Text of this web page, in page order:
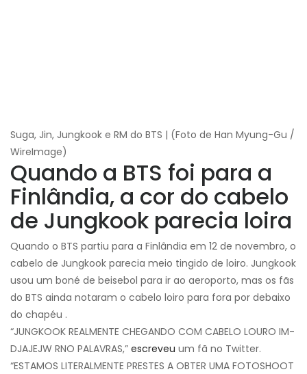
Suga, Jin, Jungkook e RM do BTS | (Foto de Han Myung-Gu /
WireImage)
Quando a BTS foi para a
Finlândia, a cor do cabelo
de Jungkook parecia loira
Quando o BTS partiu para a Finlândia em 12 de novembro, o
cabelo de Jungkook parecia meio tingido de loiro. Jungkook
usou um boné de beisebol para ir ao aeroporto, mas os fãs
do BTS ainda notaram o cabelo loiro para fora por debaixo
do chapéu .
“JUNGKOOK REALMENTE CHEGANDO COM CABELO LOURO IM-
DJAJEJW RNO PALAVRAS,” escreveu um fã no Twitter.
“ESTAMOS LITERALMENTE PRESTES A OBTER UMA FOTOSHOOT